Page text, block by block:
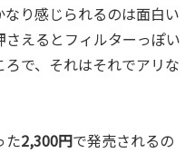
り感じられるのは面白い
えるとフィルターっぽい
で、それはそれでアリな
た2,300円で発売されるの